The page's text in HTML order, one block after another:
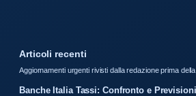
Articoli recenti
Aggiornamenti urgenti rivisti dalla redazione prima
Banche Italia Tassi: Confronto e